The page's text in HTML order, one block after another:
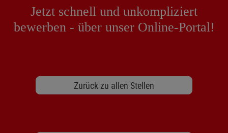
Jetzt schnell und unkompliziert
bewerben - über unser Online-Portal!
Zurück zu allen Stellen